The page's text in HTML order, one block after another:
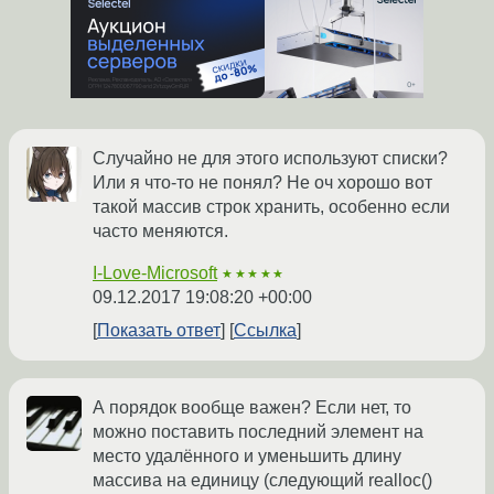
Случайно не для этого используют списки?
Или я что-то не понял? Не оч хорошо вот
такой массив строк хранить, особенно если
часто меняются.
I-Love-Microsoft ★★★★★
09.12.2017 19:08:20 +00:00
Показать ответ
Ссылка
А порядок вообще важен? Если нет, то
можно поставить последний элемент на
место удалённого и уменьшить длину
массива на единицу (следующий realloc()